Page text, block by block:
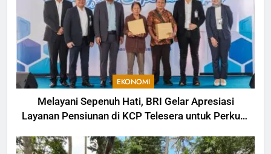
EKONOMI
Melayani Sepenuh Hati, BRI Gelar Apresiasi
Layanan Pensiunan di KCP Telesera untuk Perkuat